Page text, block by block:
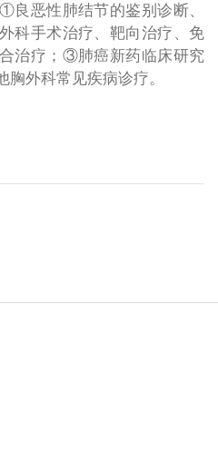
①良恶性肺结节的鉴别诊断、
科手术治疗、靶向治疗、免
治疗； ③肺癌新药临床研究
胸外科常见疾病诊疗。